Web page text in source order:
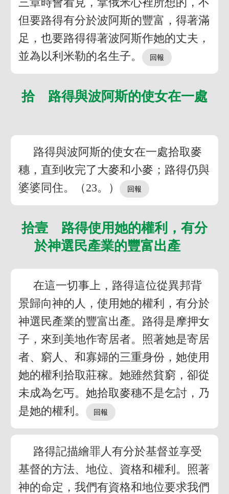
但要路得有分於波阿斯的豐富，得著滿
足，也要路得得著波阿斯作她的丈夫，
並為以利米勒的名生子。
拾 路得與波阿斯的使女在一處
路得與波阿斯的使女在一處拾取麥
穗，直到收完了大麥和小麥；路得仍與
婆婆同住。（23。）
拾壹 路得使用她的權利，有分
於神選民產業的豐富出產
在這一切事上，路得這位從異邦背
景歸向神的人，使用她的權利，有分於
神選民產業的豐富出產。路得是摩押女
子，來到美地作寄居者。照著她是寄居
者、窮人、和寡婦的三重身份，她使用
她的權利拾取莊稼。她雖然貧窮，卻從
未成為乞丐。她拾取麥穗不是乞討，乃
是她的權利。
路得記描繪罪人有分於基督並享受
基督的方法、地位、資格和權利。照著
神的命定，我們有資格和地位要求我們